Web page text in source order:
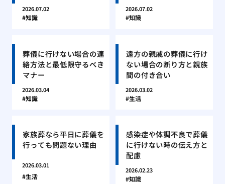
2026.07.02
知識
2026.07.02
知識
葬儀に行けない場合の連
絡方法と最低限守るべき
マナー
2026.03.04
知識
遠方の親戚の葬儀に行け
ない場合の断り方と親族
間の付き合い
2026.03.02
生活
家族葬なら平日に葬儀を
行っても問題ない理由
2026.03.01
生活
感染症や体調不良で葬儀
に行けない時の伝え方と
配慮
2026.02.23
知識